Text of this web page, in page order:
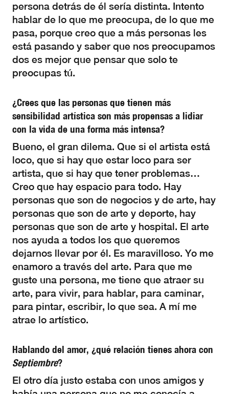
persona detrás de él sería distinta. Intento
hablar de lo que me preocupa, de lo que me
pasa, porque creo que a más personas les
está pasando y saber que nos preocupamos
dos es mejor que pensar que solo te
preocupas tú.
¿Crees que las personas que tienen más
sensibilidad artística son más propensas a lidiar
con la vida de una forma más intensa?
Bueno, el gran dilema. Que si el artista está
loco, que si hay que estar loco para ser
artista, que si hay que tener problemas…
Creo que hay espacio para todo. Hay
personas que son de negocios y de arte, hay
personas que son de arte y deporte, hay
personas que son de arte y hospital. El arte
nos ayuda a todos los que queremos
dejarnos llevar por él. Es maravilloso. Yo me
enamoro a través del arte. Para que me
guste una persona, me tiene que atraer su
arte, para vivir, para hablar, para caminar,
para pintar, escribir, lo que sea. A mí me
atrae lo artístico.
Hablando del amor, ¿qué relación tienes ahora con
Septiembre?
El otro día justo estaba con unos amigos y